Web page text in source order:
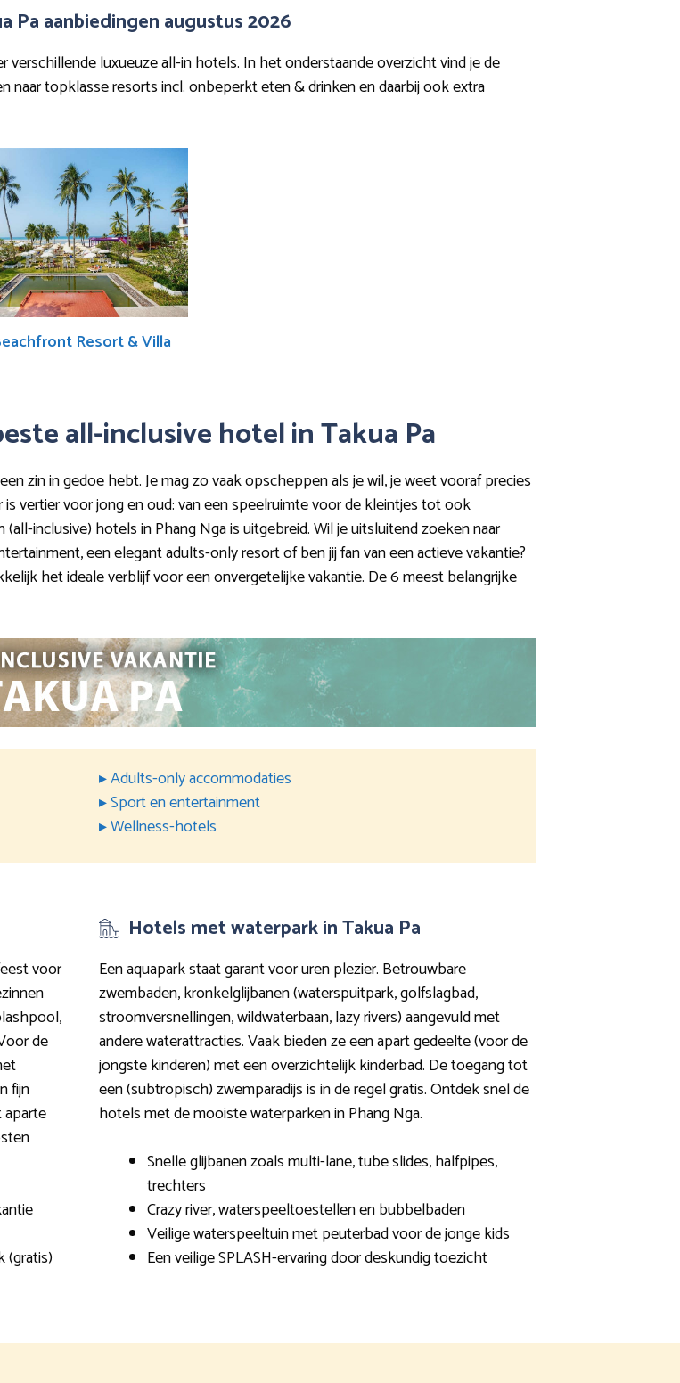
Pa aanbiedingen augustus 2026
verschillende luxueuze all-in hotels. In het onderstaande overzicht vind je de
naar topklasse resorts incl. onbeperkt eten & drinken en daarbij ook extra
Resort & Villa
all-inclusive hotel in Takua Pa
zin in gedoe hebt. Je mag zo vaak opscheppen als je wil, je weet vooraf precies
vertier voor jong en oud: van een speelruimte voor de kleintjes tot ook
inclusive) hotels in Phang Nga is uitgebreid. Wil je uitsluitend zoeken naar
een elegant adults-only resort of ben jij fan van een actieve vakantie?
het ideale verblijf voor een onvergetelijke vakantie. De 6 meest belangrijke
▸ Adults-only accommodaties
▸ Sport en entertainment
▸ Wellness-hotels
voor
de
fijn
(gratis)
Hotels met waterpark in Takua Pa
Een aquapark staat garant voor uren plezier. Betrouwbare
zwembaden, kronkelglijbanen (waterspuitpark, golfslagbad,
stroomversnellingen, wildwaterbaan, lazy rivers) aangevuld met
andere waterattracties. Vaak bieden ze een apart gedeelte (voor de
jongste kinderen) met een overzichtelijk kinderbad. De toegang tot
een (subtropisch) zwemparadijs is in de regel gratis. Ontdek snel de
hotels met de mooiste waterparken in Phang Nga.
Snelle glijbanen zoals multi-lane, tube slides, halfpipes,
trechters
Crazy river, waterspeeltoestellen en bubbelbaden
Veilige waterspeeltuin met peuterbad voor de jonge kids
Een veilige SPLASH-ervaring door deskundig toezicht